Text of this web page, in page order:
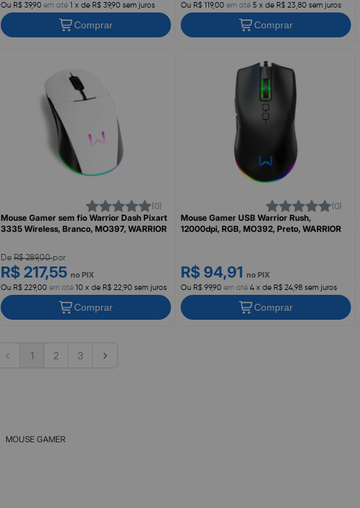
Ou R$ 39,90 em até 1 x de R$ 39,90 sem juros
Comprar
Ou R$ 119,00 em até 5 x de R$ 23,80 sem juros
Comprar
(0)
Mouse Gamer sem fio Warrior Dash Pixart
3335 Wireless, Branco, MO397, WARRIOR
De R$ 289,00por
R$ 217,55 no PIX
Ou R$ 229,00 em até 10 x de R$ 22,90 sem juros
Comprar
(0)
Mouse Gamer USB Warrior Rush,
12000dpi, RGB, MO392, Preto, WARRIOR
R$ 94,91 no PIX
Ou R$ 99,90 em até 4 x de R$ 24,98 sem juros
Comprar
1 2 3
MOUSE GAMER